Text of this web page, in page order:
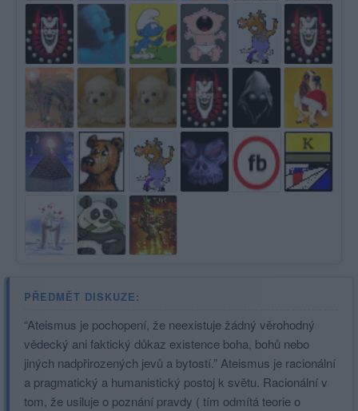
PŘEDMĚT DISKUZE:
“Ateismus je pochopení, že neexistuje žádný věrohodný
vědecký ani faktický důkaz existence boha, bohů nebo
jiných nadpřirozených jevů a bytostí.” Ateismus je racionální
a pragmatický a humanistický postoj k světu. Racionální v
tom, že usiluje o poznání pravdy ( tím odmítá teorie o